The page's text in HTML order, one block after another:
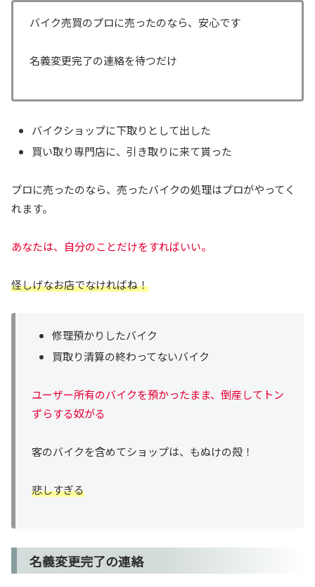
バイク売買のプロに売ったのなら、安心です
名義変更完了の連絡を待つだけ
バイクショップに下取りとして出した
買い取り専門店に、引き取りに来て貰った
プロに売ったのなら、売ったバイクの処理はプロがやってく
れます。
あなたは、自分のことだけをすればいい。
怪しげなお店でなければね！
修理預かりしたバイク
買取り清算の終わってないバイク
ユーザー所有のバイクを預かったまま、倒産してトン
ずらする奴がる
客のバイクを含めてショップは、もぬけの殻！
悲しすぎる
名義変更完了の連絡